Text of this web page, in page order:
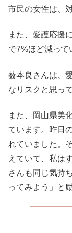
市民の女性は、
また、愛護応援
で7%ほど減って
薮本良さんは、
なリスクと思っ
また、岡山県美
ています。昨日
れていました。
えていて、私は
さんも同じ気持
ってみよう」と